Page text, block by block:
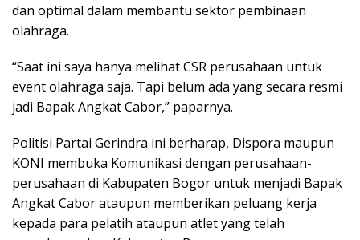
dan optimal dalam membantu sektor pembinaan
olahraga.
“Saat ini saya hanya melihat CSR perusahaan untuk
event olahraga saja. Tapi belum ada yang secara resmi
jadi Bapak Angkat Cabor,” paparnya.
Politisi Partai Gerindra ini berharap, Dispora maupun
KONI membuka Komunikasi dengan perusahaan-
perusahaan di Kabupaten Bogor untuk menjadi Bapak
Angkat Cabor ataupun memberikan peluang kerja
kepada para pelatih ataupun atlet yang telah